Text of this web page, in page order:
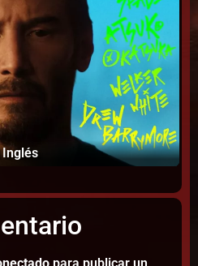
para publicar un